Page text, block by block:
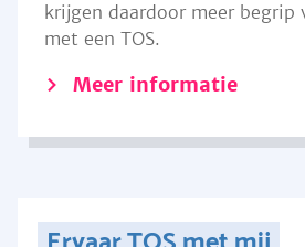
krijgen daardoor meer begrip
met een TOS.
Meer informatie